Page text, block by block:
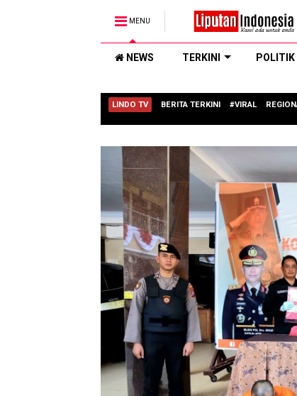
MENU
NEWS TERKINI POLITIK
LINDO TV BERITA TERKINI #VIRAL